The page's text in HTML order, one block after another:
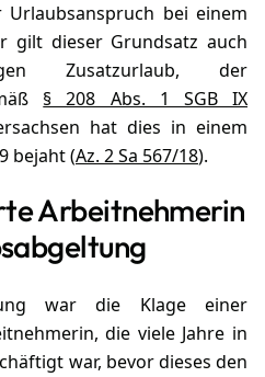
bei einem
gilt dieser Grundsatz auch
Zusatzurlaub, der
§ 208 Abs. 1 SGB IX
hat dies in einem
bejaht (Az. 2 Sa 567/18).
Arbeitnehmerin
war die Klage einer
die viele Jahre in
war, bevor dieses den